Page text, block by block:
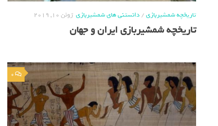
تاریخچه شمشیربازی/دانستنی های شمشیربازی ژوئن 10, 2019
تاریخچه شمشیربازی ایران و جهان
0